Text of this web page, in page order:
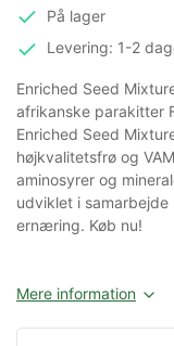
På lager
Levering: 1-2
Enriched Seed
afrikanske parakitter
Enriched Seed
højkvalitetsfrø og
aminosyrer og
udviklet i
ernæring. Køb nu!
Mere information